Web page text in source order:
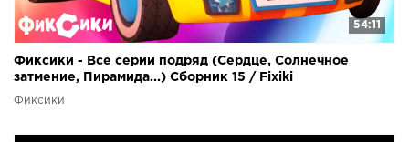
54:11
Фиксики - Все серии подряд (Сердце, Солнечное
затмение, Пирамида...) Сборник 15 / Fixiki
Фиксики